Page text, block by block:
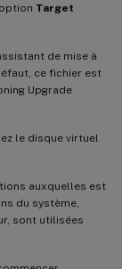
Target
de mise à
ce fichier est
Upgrade
le disque virtuel
auxquelles est
du système,
sont utilisées